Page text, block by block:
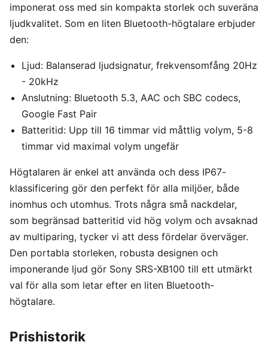
imponerat oss med sin kompakta storlek och suveräna
ljudkvalitet. Som en liten Bluetooth-högtalare erbjuder
den:
Ljud: Balanserad ljudsignatur, frekvensomfång 20Hz
- 20kHz
Anslutning: Bluetooth 5.3, AAC och SBC codecs,
Google Fast Pair
Batteritid: Upp till 16 timmar vid måttlig volym, 5-8
timmar vid maximal volym ungefär
Högtalaren är enkel att använda och dess IP67-
klassificering gör den perfekt för alla miljöer, både
inomhus och utomhus. Trots några små nackdelar,
som begränsad batteritid vid hög volym och avsaknad
av multiparing, tycker vi att dess fördelar överväger.
Den portabla storleken, robusta designen och
imponerande ljud gör Sony SRS-XB100 till ett utmärkt
val för alla som letar efter en liten Bluetooth-
högtalare.
Prishistorik